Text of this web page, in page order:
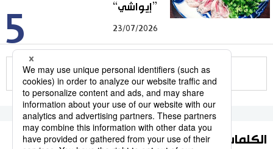
5
”إيواشي“
23/07/2026
للمزيد
الكلمات الأكثر بحثا